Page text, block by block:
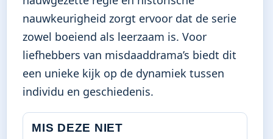
nauwkeurigheid zorgt ervoor dat de serie
zowel boeiend als leerzaam is. Voor
liefhebbers van misdaaddrama’s biedt dit
een unieke kijk op de dynamiek tussen
individu en geschiedenis.
MIS DEZE NIET